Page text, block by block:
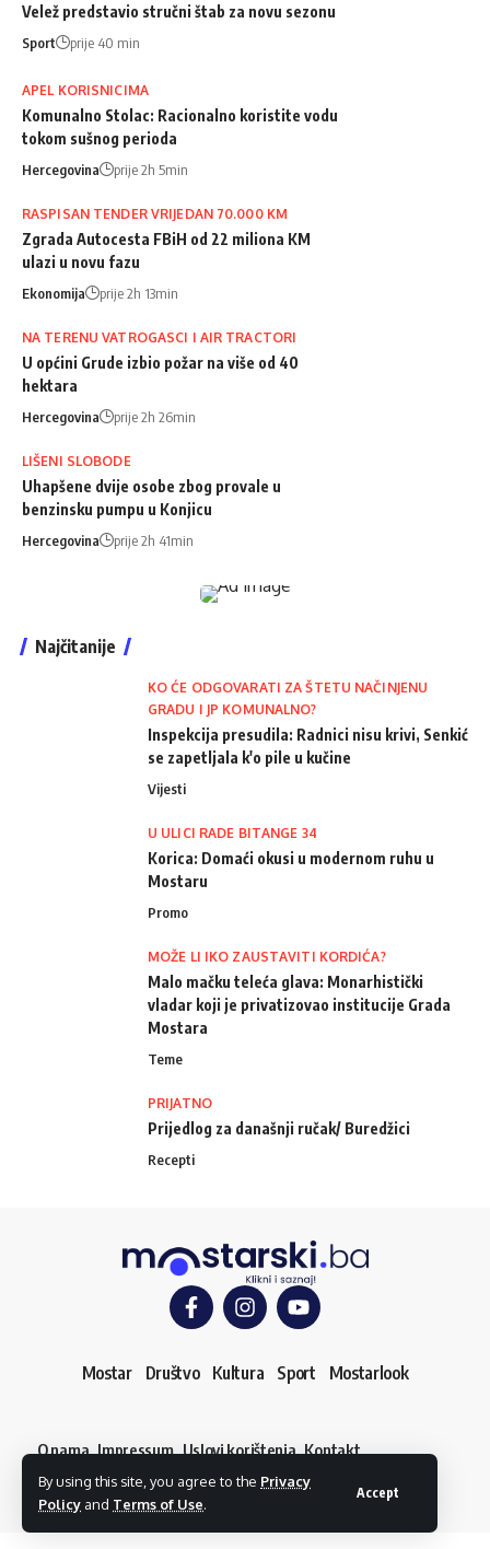
By using this site, you agree to the Privacy
Policy and Terms of Use.
Accept
Velež predstavio stručni štab za novu sezonu
Sport prije 40 min
APEL KORISNICIMA
Komunalno Stolac: Racionalno koristite vodu
tokom sušnog perioda
Hercegovina prije 2h 5min
RASPISAN TENDER VRIJEDAN 70.000 KM
Zgrada Autocesta FBiH od 22 miliona KM
ulazi u novu fazu
Ekonomija prije 2h 13min
NA TERENU VATROGASCI I AIR TRACTORI
U općini Grude izbio požar na više od 40
hektara
Hercegovina prije 2h 26min
LIŠENI SLOBODE
Uhapšene dvije osobe zbog provale u
benzinsku pumpu u Konjicu
Hercegovina prije 2h 41min
Najčitanije
KO ĆE ODGOVARATI ZA ŠTETU NAČINJENU
GRADU I JP KOMUNALNO?
Inspekcija presudila: Radnici nisu krivi, Senkić
se zapetljala k'o pile u kučine
Vijesti
U ULICI RADE BITANGE 34
Korica: Domaći okusi u modernom ruhu u
Mostaru
Promo
MOŽE LI IKO ZAUSTAVITI KORDIĆA?
Malo mačku teleća glava: Monarhistički
vladar koji je privatizovao institucije Grada
Mostara
Teme
PRIJATNO
Prijedlog za današnji ručak/ Buredžici
Recepti
Mostar Društvo Kultura Sport Mostarlook
O nama Impressum Uslovi korištenja Kontakt
Dojavi vijest
© mostarski.ba. Sva prava pridržana